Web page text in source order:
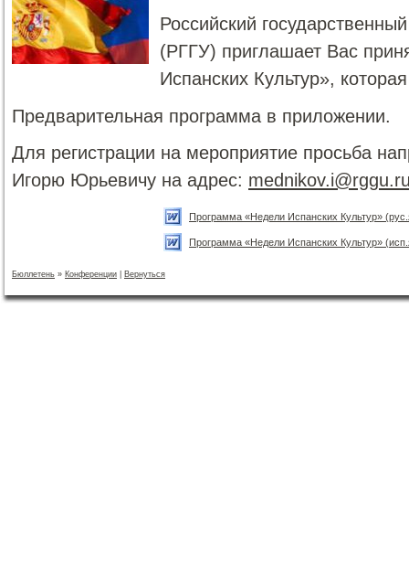
Российский
(РГГУ) приглашает Вас
Испанских Культур»,
Предварительная программа в приложении.
Для регистрации на мероприятие просьба
Игорю Юрьевичу на адрес:
Программа «Недели Испанских Культур»
Программа «Недели Испанских Культур»
Бюллетень » Конференции Вернуться